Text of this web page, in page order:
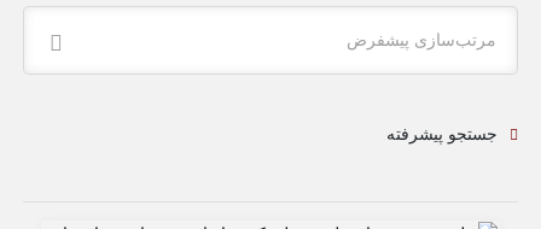
مرتب‌سازی پیشفرض
جستجو پیشرفته